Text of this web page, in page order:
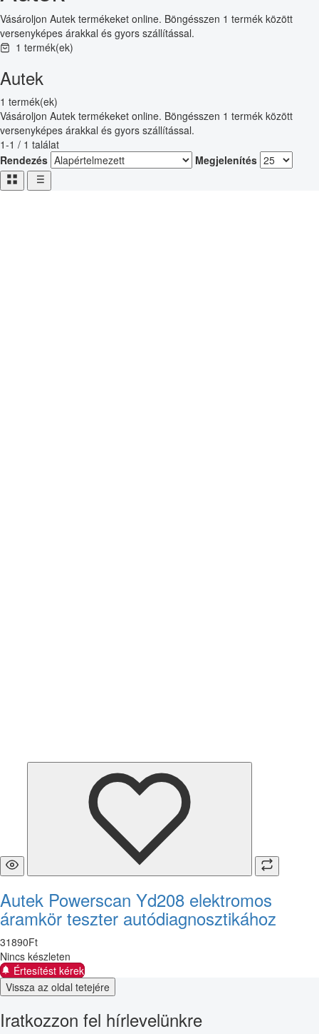
Vásároljon Autek termékeket online. Böngésszen 1 termék között
versenyképes árakkal és gyors szállítással.
1 termék(ek)
Autek
1 termék(ek)
Vásároljon Autek termékeket online. Böngésszen 1 termék között
versenyképes árakkal és gyors szállítással.
1-1 / 1 találat
Rendezés
Megjelenítés
Autek Powerscan Yd208 elektromos
áramkör teszter autódiagnosztikához
31890Ft
Nincs készleten
Értesítést kérek
Vissza az oldal tetejére
Iratkozzon fel hírlevelünkre